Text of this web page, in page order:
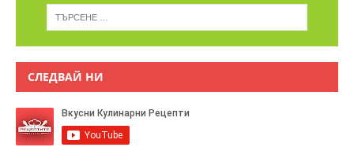
СЛЕДВАЙ НИ